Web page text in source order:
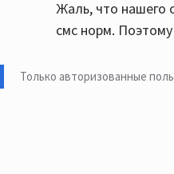
Жаль, что нашего
смс норм.
Только авторизованные